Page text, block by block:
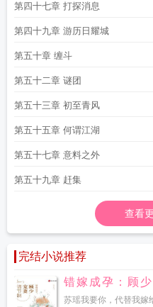
第四十七章 打探消息
第四十九章 游历日耀城
第五十章 缠斗
第五十二章 谜团
第五十三章 初至青风
第五十五章 何谓江湖
第五十七章 意料之外
第五十九章 赶集
查看
完结小说推荐
错嫁成孕：顾
苏瑶我要你，代替我嫁